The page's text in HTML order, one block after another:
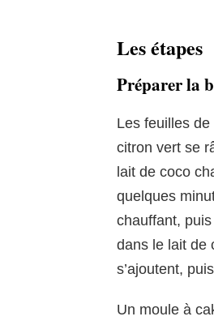
Les étapes
Préparer la
Les feuilles de
citron vert se
lait de coco
quelques
chauffant,
dans le lait de
s’ajoutent,
Un moule à